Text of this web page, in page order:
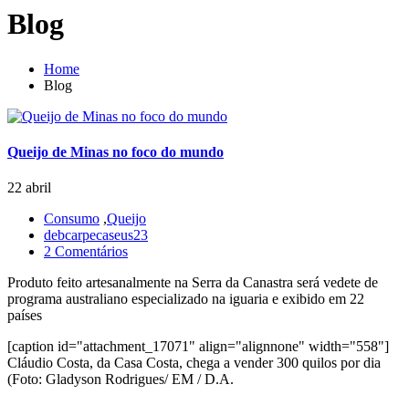
Blog
Home
Blog
Queijo de Minas no foco do mundo
22 abril
Consumo ,Queijo
debcarpecaseus23
2 Comentários
Produto feito artesanalmente na Serra da Canastra será vedete de
programa australiano especializado na iguaria e exibido em 22
países
[caption id="attachment_17071" align="alignnone" width="558"]
Cláudio Costa, da Casa Costa, chega a vender 300 quilos por dia
(Foto: Gladyson Rodrigues/ EM / D.A.